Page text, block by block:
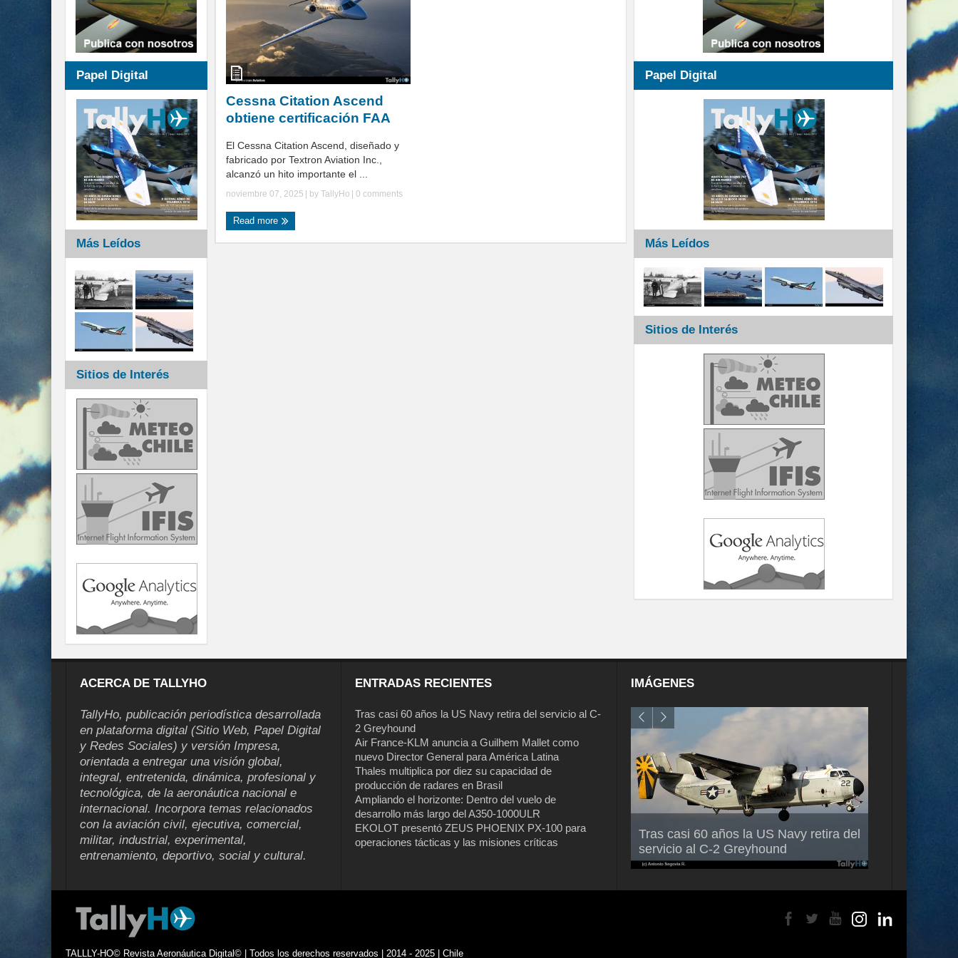
Cessna Citation Ascend
obtiene certificación FAA
El Cessna Citation Ascend, diseñado y
fabricado por Textron Aviation Inc.,
alcanzó un hito importante el ...
noviembre 07, 2025 | by TallyHo 0 comments
Read more
Papel Digital
Más Leídos
Sitios de Interés
Papel Digital
Más Leídos
Sitios de Interés
ACERCA DE TALLYHO
TallyHo, publicación periodística desarrollada
en plataforma digital (Sitio Web, Papel Digital
y Redes Sociales) y versión Impresa,
orientada a entregar una visión global,
integral, entretenida, dinámica, profesional y
tecnológica, de la aeronáutica nacional e
internacional. Incorpora temas relacionados
con la aviación civil, ejecutiva, comercial,
militar, industrial, experimental,
entrenamiento, deportivo, social y cultural.
ENTRADAS RECIENTES
Tras casi 60 años la US Navy retira del servicio al C-
2 Greyhound
Air France-KLM anuncia a Guilhem Mallet como
nuevo Director General para América Latina
Thales multiplica por diez su capacidad de
producción de radares en Brasil
Ampliando el horizonte: Dentro del vuelo de
desarrollo más largo del A350-1000ULR
EKOLOT presentó ZEUS PHOENIX PX-100 para
operaciones tácticas y las misiones críticas
IMÁGENES
Tras casi 60 años la US Navy retira del
servicio al C-2 Greyhound
Air France-KLM anuncia a Guilhem
Mallet como nuevo Director General
para América Latina
TALLLY-HO© Revista Aeronáutica Digital© | Todos los derechos reservados | 2014 - 2025 | Chile